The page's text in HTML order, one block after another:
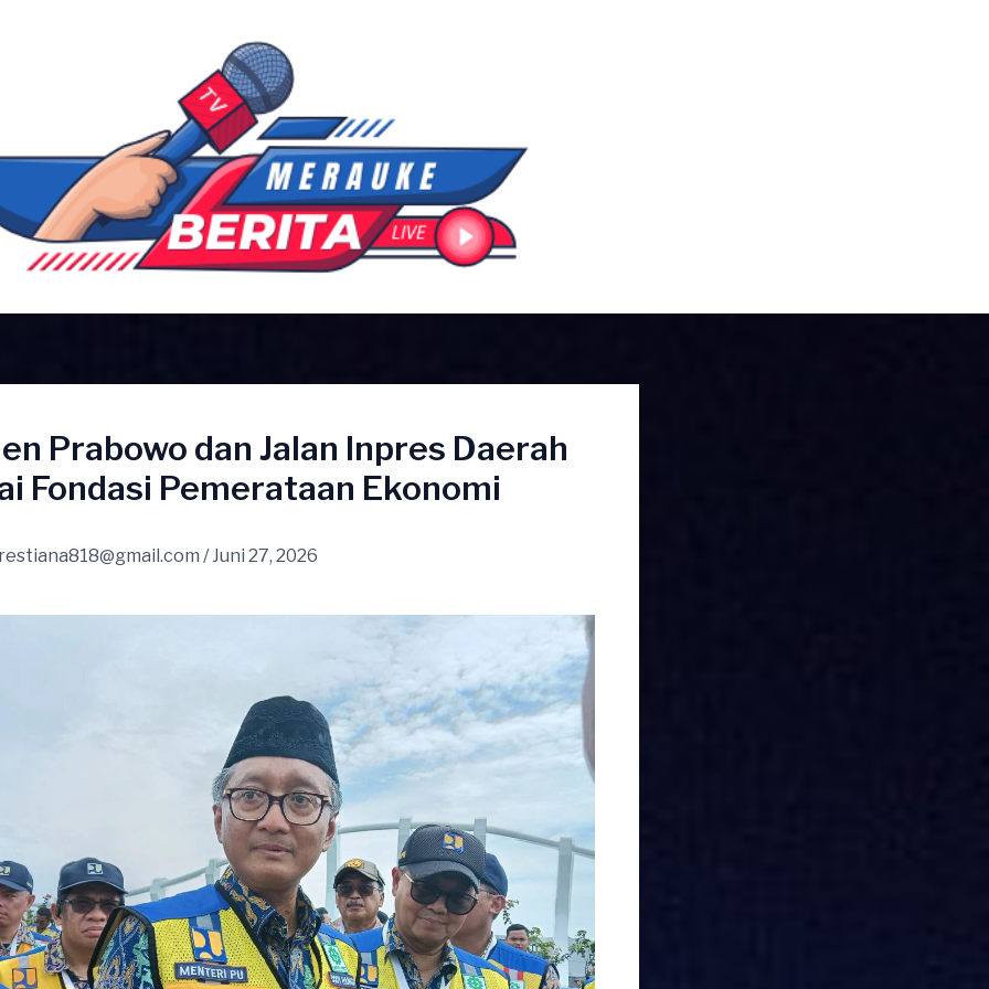
Prabowo dan Jalan Inpres Daerah
Fondasi Pemerataan Ekonomi
/Juni 27, 2026